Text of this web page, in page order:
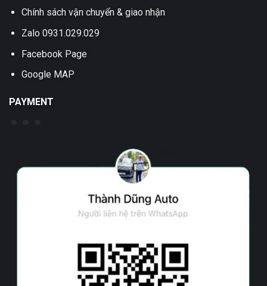
Chính sách vận chuyển & giao nhận
Zalo 0931.029.029
Facebook Page
Google MAP
PAYMENT